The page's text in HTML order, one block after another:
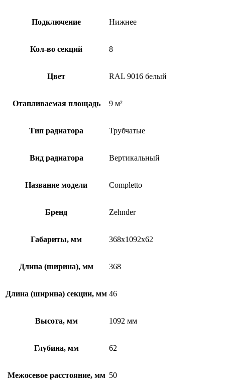
Подключение Нижнее
Кол-во секций 8
Цвет RAL 9016 белый
Отапливаемая площадь 9 м²
Тип радиатора Трубчатые
Вид радиатора Вертикальный
Название модели Completto
Бренд Zehnder
Габариты, мм 368x1092x62
Длина (ширина), мм 368
Длина (ширина) секции, мм 46
Высота, мм 1092 мм
Глубина, мм 62
Межосевое расстояние, мм 50